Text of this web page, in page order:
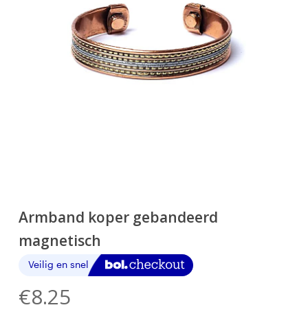
Armband koper gebandeerd
magnetisch
€8.25